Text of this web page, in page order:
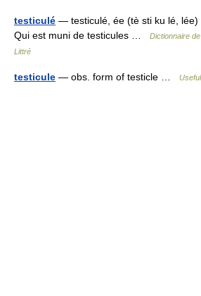
testiculé — testiculé, ée (tè sti ku lé, lée)
Qui est muni de testicules …
Dictionnaire
Littré
testicule — obs. form of testicle …